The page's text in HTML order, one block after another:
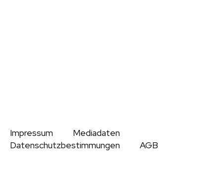
Impressum
Mediadaten
Datenschutzbestimmungen
AGB